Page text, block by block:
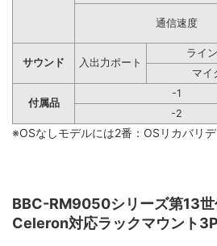
通信速度
サウンド 入出力ポート
ライ
マイ
付属品
-1
-2
※OSなしモデルには2番：OSリカバリデ
BBC-RM9050シリーズ第13
Celeron対応ラックマウント